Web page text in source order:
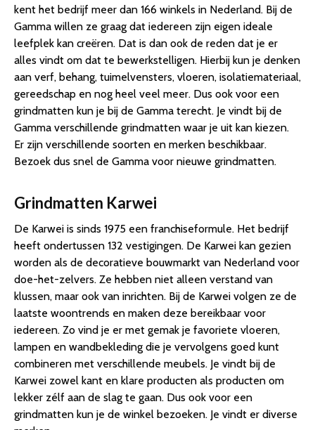
kent het bedrijf meer dan 166 winkels in Nederland. Bij de
Gamma willen ze graag dat iedereen zijn eigen ideale
leefplek kan creëren. Dat is dan ook de reden dat je er
alles vindt om dat te bewerkstelligen. Hierbij kun je denken
aan verf, behang, tuimelvensters, vloeren, isolatiemateriaal,
gereedschap en nog heel veel meer. Dus ook voor een
grindmatten kun je bij de Gamma terecht. Je vindt bij de
Gamma verschillende grindmatten waar je uit kan kiezen.
Er zijn verschillende soorten en merken beschikbaar.
Bezoek dus snel de Gamma voor nieuwe grindmatten.
Grindmatten Karwei
De Karwei is sinds 1975 een franchiseformule. Het bedrijf
heeft ondertussen 132 vestigingen. De Karwei kan gezien
worden als de decoratieve bouwmarkt van Nederland voor
doe-het-zelvers. Ze hebben niet alleen verstand van
klussen, maar ook van inrichten. Bij de Karwei volgen ze de
laatste woontrends en maken deze bereikbaar voor
iedereen. Zo vind je er met gemak je favoriete vloeren,
lampen en wandbekleding die je vervolgens goed kunt
combineren met verschillende meubels. Je vindt bij de
Karwei zowel kant en klare producten als producten om
lekker zélf aan de slag te gaan. Dus ook voor een
grindmatten kun je de winkel bezoeken. Je vindt er diverse